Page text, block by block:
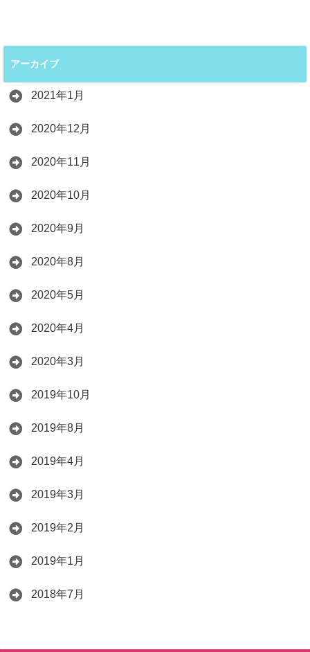
アーカイブ
2021年1月
2020年12月
2020年11月
2020年10月
2020年9月
2020年8月
2020年5月
2020年4月
2020年3月
2019年10月
2019年8月
2019年4月
2019年3月
2019年2月
2019年1月
2018年7月